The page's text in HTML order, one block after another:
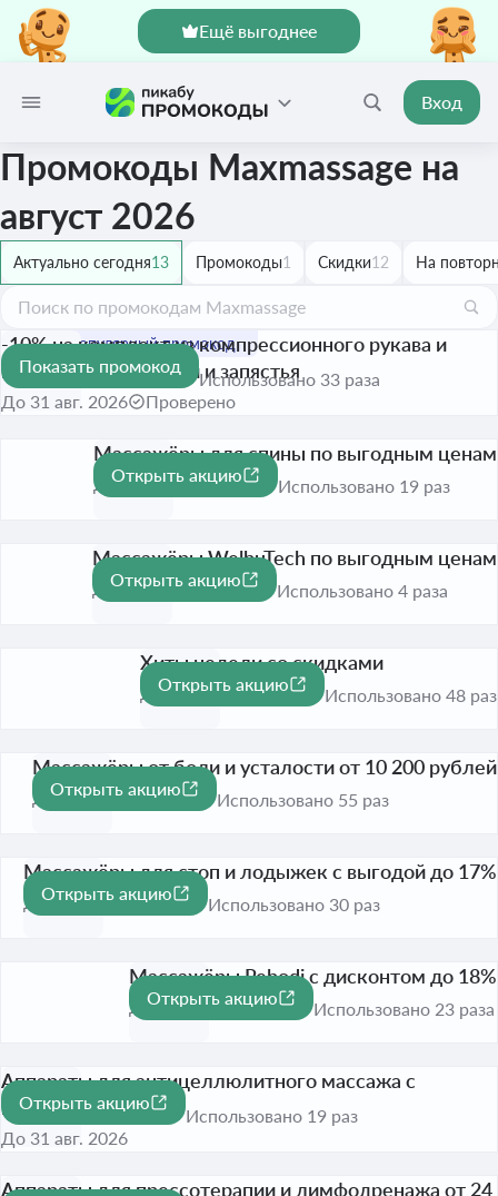
Ещё выгоднее
Вход
Промокоды Maxmassage на
август 2026
Актуально сегодня13 Промокоды1 Скидки12 На
-10%
-10% на комплект из компрессионного рукава и
массажёра для кисти и запястья
До 31 авг. 2026 Проверено
Показать промокод
Использовано 33 раза
Массажёры для спины по выгодным ценам
До 31 авг. 2026
Открыть акцию
Использовано 19 раз
Массажёры WelbuTech по выгодным ценам
До 31 авг. 2026
Открыть акцию
Использовано 4 раза
Хиты недели со скидками
До 31 авг. 2026
Открыть акцию
Использовано 48 раз
Массажёры от боли и усталости от 10 200 рублей
До 31 авг. 2026
Открыть акцию
Использовано 55 раз
-17%
Массажёры для стоп и лодыжек с выгодой до 17%
До 31 авг. 2026
Открыть акцию
Использовано 30 раз
-18%
Массажёры Rebodi с дисконтом до 18%
До 31 авг. 2026
Открыть акцию
Использовано 23 раза
-11%
Аппараты для антицеллюлитного массажа с
выгодой до 11%
До 31 авг. 2026
Открыть акцию
Использовано 19 раз
Аппараты для прессотерапии и лимфодренажа от 24